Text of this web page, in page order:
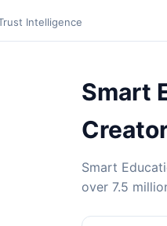
Intelligence
Smart
Smart
over 7.5